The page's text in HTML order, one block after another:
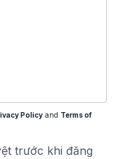
Policy and Terms of
trước khi đăng